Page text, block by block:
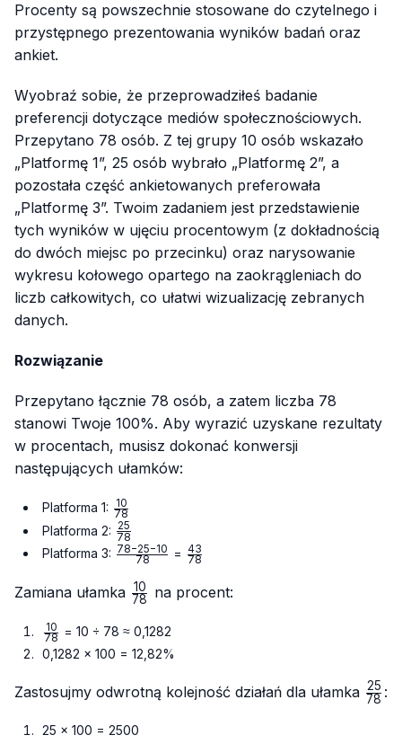
Procenty są powszechnie stosowane do czytelnego i
przystępnego prezentowania wyników badań oraz
ankiet.
Wyobraź sobie, że przeprowadziłeś badanie
preferencji dotyczące mediów społecznościowych.
Przepytano 78 osób. Z tej grupy 10 osób wskazało
„Platformę 1”, 25 osób wybrało „Platformę 2”, a
pozostała część ankietowanych preferowała
„Platformę 3”. Twoim zadaniem jest przedstawienie
tych wyników w ujęciu procentowym (z dokładnością
do dwóch miejsc po przecinku) oraz narysowanie
wykresu kołowego opartego na zaokrągleniach do
liczb całkowitych, co ułatwi wizualizację zebranych
danych.
Rozwiązanie
Przepytano łącznie 78 osób, a zatem liczba 78
stanowi Twoje 100%. Aby wyrazić uzyskane rezultaty
w procentach, musisz dokonać konwersji
następujących ułamków:
Platforma 1: \frac{10}
{78}
78
10
Platforma 2: \frac{25}
{78}
78
25
Platforma 3: \frac{78
10}{78}
78
78−25−10 = \frac{43}
78
43
Zamiana ułamka \frac{10}
78
10 na procent:
\frac{10}
{78}
78
10
= 10 ÷ 78 ≈ 0,1282
0,1282 × 100 = 12,82%
Zastosujmy odwrotną kolejność działań dla ułamka 78
25 :
25 × 100 = 2500